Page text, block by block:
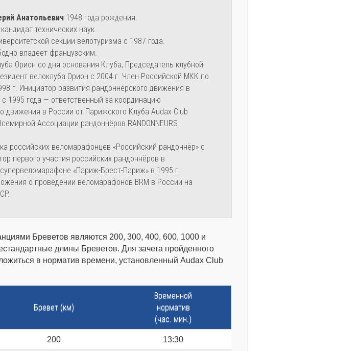
Анатольевич 1948 года рождения.
технических наук.
секции велотуризма с 1987 года.
владеет французским.
Орион со дня основания Клуба, Председатель клубной
велоклуба Орион с 2004 г. Член Российской МКК по
г. Инициатор развития рандоннёрского движения в
1995 года — ответственный за координацию
движения в России от Парижского Клуба Audax Club
Ассоциации рандоннёров RANDONNEURS
российских веломарафонцев «Российский рандоннёр» с
первого участия российских рандоннёров в
«Париж-Брест-Париж» в 1995 г.
о проведении веломарафонов ВRM в России на
Бреветов являются 200, 300, 400, 600, 1000 и
длины Бреветов. Для зачета пройденного
в норматив времени, установленный Audax Club
Бревет (км)
Временной
норматив
(час. мин.)
200 13:30